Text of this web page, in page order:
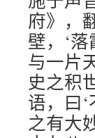
府》，
壁，‘
与一片
史之积
语，曰
之有大